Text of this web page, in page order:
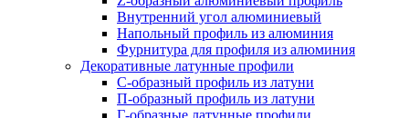
Внутренний угол алюминиевый
Напольный профиль из алюминия
Фурнитура для профиля из алюминия
Декоративные латунные профили
C-образный профиль из латуни
П-образный профиль из латуни
Г-образные латунные профили